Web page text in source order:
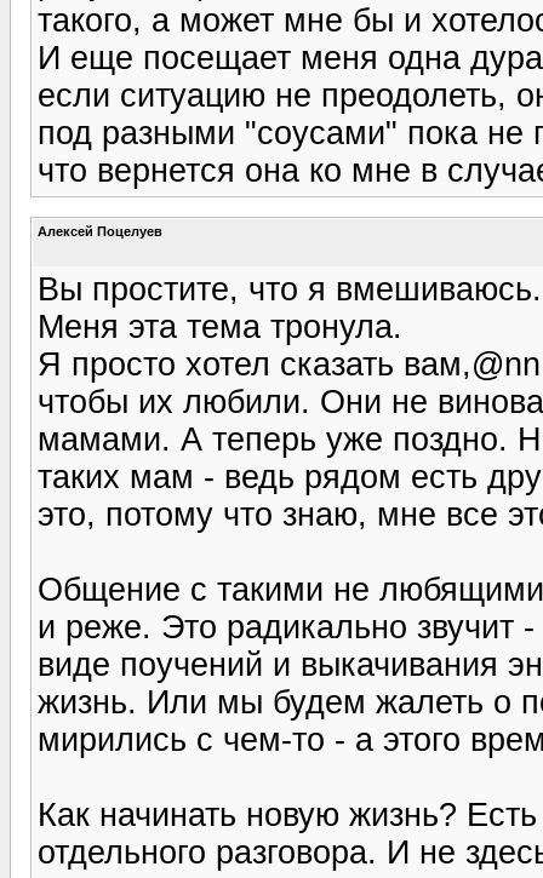
такого, а может мне бы и
И еще посещает меня одна
если ситуацию не преодолеть,
под разными "соусами" пока не
что вернется она ко мне в
Алексей Поцелуев
Вы простите, что я
Меня эта тема тронула.
Я просто хотел сказать
чтобы их любили. Они не
мамами. А теперь уже поздно.
таких мам - ведь рядом есть
это, потому что знаю, мне все
Общение с такими не
и реже. Это радикально
виде поучений и выкачивания
жизнь. Или мы будем жалеть о
мирились с чем-то - а этого
Как начинать новую жизнь?
отдельного разговора. И не